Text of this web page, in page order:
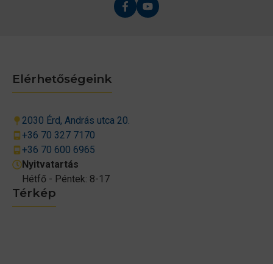
Térkép
Elérhetőségeink
2030 Érd, András utca 20.
+36 70 327 7170
+36 70 600 6965
Nyitvatartás
Hétfő - Péntek: 8-17